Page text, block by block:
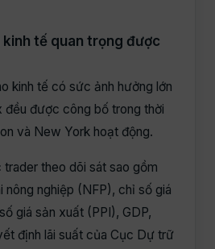
kinh tế quan trọng được
kinh tế có sức ảnh hưởng lớn
đều được công bố trong thời
và New York hoạt động.
theo dõi sát sao gồm
nông nghiệp (NFP), chỉ số giá
giá sản xuất (PPI), GDP,
định lãi suất của Cục Dự trữ